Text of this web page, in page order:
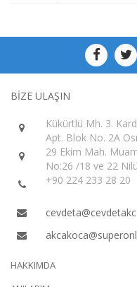
BİZE ULAŞIN
Kükürtlü Mh. 3.
Apt. Blok No. 2A
29 Ekim Mah.
No:26 /18 ve 22
+90 224 233 28 20
HAKKIMDA